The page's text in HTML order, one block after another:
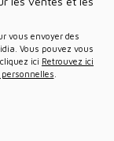
Vous pouvez vous
ici Retrouvez ici